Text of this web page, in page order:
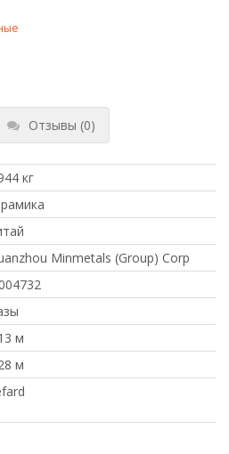
Отзывы (0)
кг
Minmetals (Group) Corp
м
м